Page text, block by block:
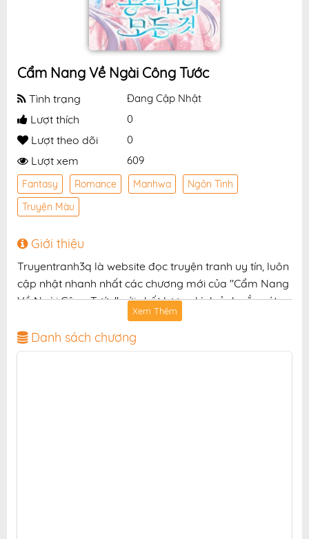
Cẩm Nang Về Ngài Công Tước
Tình trạng Đang Cập Nhật
Lượt thích 0
Lượt theo dõi 0
Lượt xem 609
Fantasy Romance Manhwa
Ngôn Tình
Truyện Màu
Giới thiệu
Truyentranh3q là website đọc truyện tranh uy tín, luôn
cập nhật nhanh nhất các chương mới của "Cẩm Nang
Về Ngài Công Tước" với chất lượng hình ảnh sắc nét,
bản dịch chuẩn và giao diện thân thiện, mang đến trải
nghiệm đọc truyện hấp dẫn, tiện lợi, hoàn toàn miễn
phí cho độc giả yêu thích truyện tranh online.
Xem Thêm
Danh sách chương